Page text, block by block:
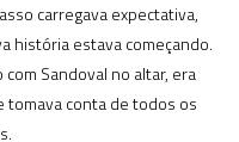
carregava expectativa,
história estava começando.
Sandoval no altar, era
tomava conta de todos os